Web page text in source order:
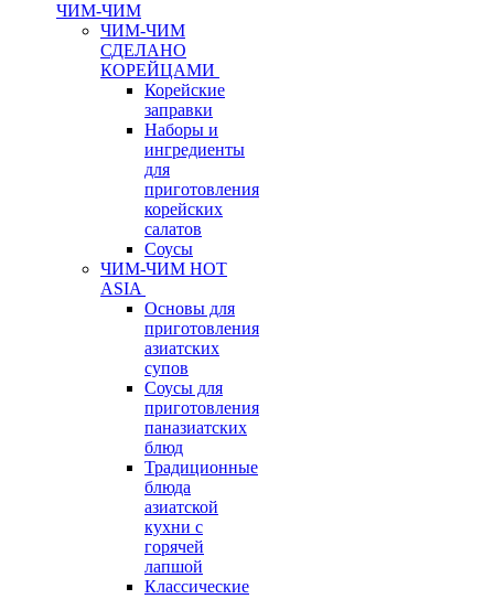
ЧИМ-ЧИМ
ЧИМ-ЧИМ
СДЕЛАНО
КОРЕЙЦАМИ
Корейские
заправки
Наборы и
ингредиенты
для
приготовления
корейских
салатов
Соусы
ЧИМ-ЧИМ HOT
ASIA
Основы для
приготовления
азиатских
супов
Соусы для
приготовления
паназиатских
блюд
Традиционные
блюда
азиатской
кухни с
горячей
лапшой
Классические